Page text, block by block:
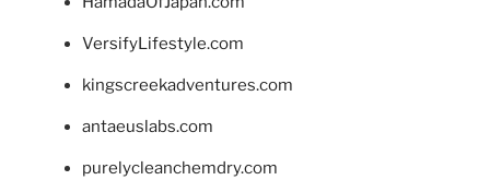
VersifyLifestyle.com
kingscreekadventures.com
antaeuslabs.com
purelycleanchemdry.com